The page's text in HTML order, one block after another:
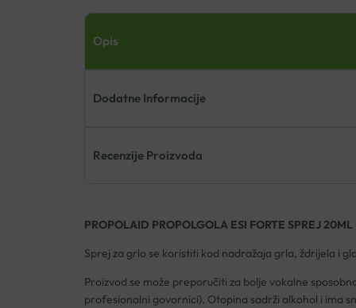
Opis
Dodatne Informacije
Recenzije Proizvoda
PROPOLAID PROPOLGOLA ESI FORTE SPREJ 20ML
Sprej za grlo se koristiti kod nadražaja grla, ždrijela i
Proizvod se može preporučiti za bolje vokalne
profesionalni govornici). Otopina sadrži alkohol i ima